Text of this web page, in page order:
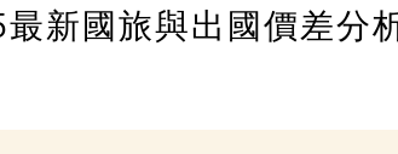
新國旅與出國價差分